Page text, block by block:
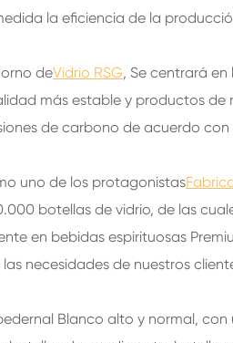
VIDRIO PARA BEBIDAS
VIDRIO DE AGUA
la eficiencia de la
deVidrio RSG, Se centrará
más estable y productos de
de carbono de acuerdo
uno de los protagonistas
botellas de vidrio, de las
en bebidas espirituosas
las necesidades de nuestros
Blanco alto y normal,